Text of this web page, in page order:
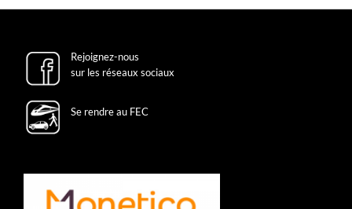
Rejoignez-nous
sur les réseaux sociaux
Se rendre au FEC